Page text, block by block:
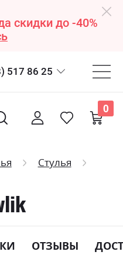
скидки до -40%
517 86 25
0
Стулья
ОТЗЫВЫ